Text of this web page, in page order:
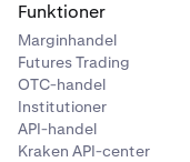
Funktioner
Marginhandel
Futures Trading
OTC-handel
Institutioner
API-handel
Kraken API-center